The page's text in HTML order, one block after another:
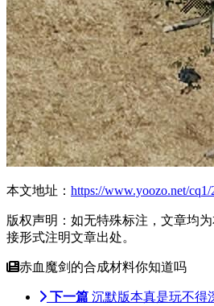
本文地址： https://www.yoozo.net/cq1/
版权声明：如无特殊标注，文章均
接形式注明文章出处。
赤血魔剑的合成材料你知道吗
下一篇 沉默版本真是玩不得